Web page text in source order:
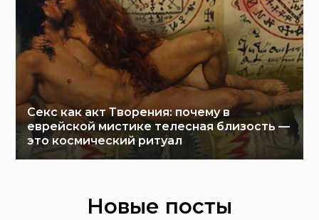
Секс как акт Творения: почему в
еврейской мистике телесная близость —
это космический ритуал
Новые посты